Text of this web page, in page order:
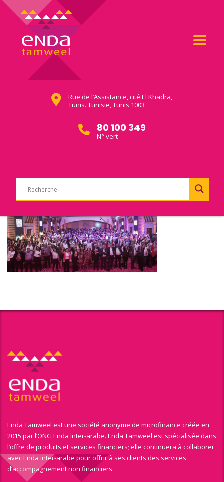
Rue de l’Assistance, cité El Khadra,
Tunis. Tunisie, Tunis 1003
80 100 349
N° vert
Enda Tamweel est une société anonyme de microfinance créée en
2015 par l’ONG Enda Inter-arabe. Enda Tamweel est spécialisée dans
l’offre de produits et services financiers; elle continuera à collaborer
avec Enda inter-arabe pour offrir à ses clients des services
d’accompagnement non financiers.